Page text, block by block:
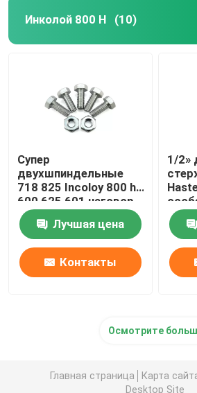
Инколой 800 H (10)
Супер
двухшпиндельные
718 825 Incoloy 800 h
600 625 601 наговор
нержавеющей стали
625 F468AC Hastelloy
C276 особенный
тяжелый
Лучшая цена
Контакты
1/2»
нитку
Осмотрите
Главная страница Карта
Desktop Site